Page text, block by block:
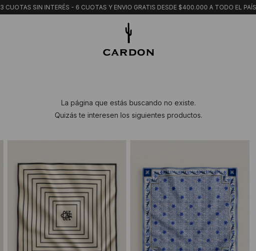
3 CUOTAS SIN INTERÉS - 6 CUOTAS Y ENVIO GRATIS DESDE $400.000 A TODO EL PAÍS
La página que estás buscando no existe.
Quizás te interesen los siguientes productos.